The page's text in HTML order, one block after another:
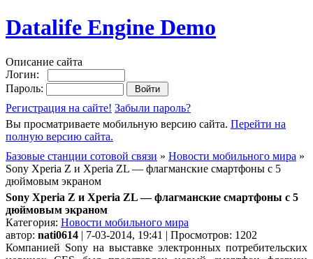
Datalife Engine Demo
Описание сайта
Логин:
Пароль:
Регистрация на сайте! Забыли пароль?
Вы просматриваете мобильную версию сайта. Перейти на
полную версию сайта.
Базовые станции сотовой связи » Новости мобильного мира »
Sony Xperia Z и Xperia ZL — флагманские смартфоны с 5
дюймовым экраном
Sony Xperia Z и Xperia ZL — флагманские смартфоны с 5
дюймовым экраном
Категория: Новости мобильного мира
автор: nati0614 | 7-03-2014, 19:41 | Просмотров: 1202
Компанией Sony на выставке электронных потребительских